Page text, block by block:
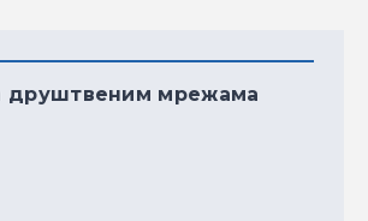
друштвеним мрежама